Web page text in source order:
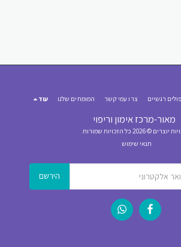
מאור-מרכז אימון וריפוי
יוצרים © 2026 כל הזכויות שמורות
תנאי שימוש
רגשיים צרו עמי קשר המומחים שלנו עוד
הירשם